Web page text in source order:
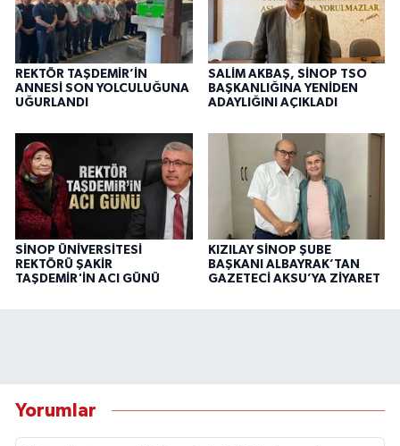
REKTÖR TAŞDEMİR’İN
ANNESİ SON YOLCULUĞUNA
UĞURLANDI
SALİM AKBAŞ, SİNOP TSO
BAŞKANLIĞINA YENİDEN
ADAYLIĞINI AÇIKLADI
SİNOP ÜNİVERSİTESİ
REKTÖRÜ ŞAKİR
TAŞDEMİR'İN ACI GÜNÜ
KIZILAY SİNOP ŞUBE
BAŞKANI ALBAYRAK’TAN
GAZETECİ AKSU’YA ZİYARET
Yorumlar